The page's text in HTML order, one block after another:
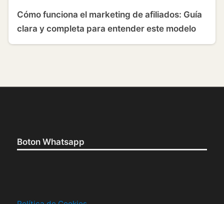
Cómo funciona el marketing de afiliados: Guía
clara y completa para entender este modelo
Boton Whatsapp